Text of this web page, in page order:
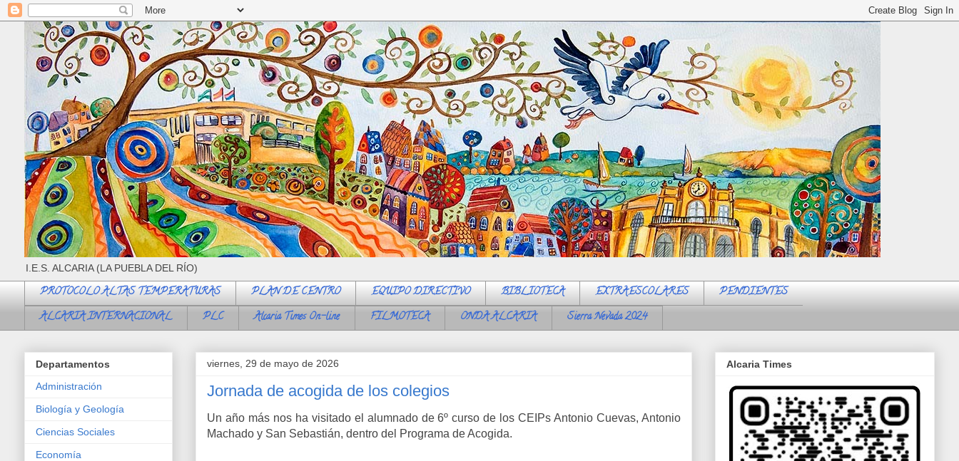
I.E.S. ALCARIA (LA PUEBLA DEL RÍO)
PROTOCOLO ALTAS TEMPERATURAS PLAN DE CENTRO EQUIPO DIRECTIVO BIBLIOTECA EXTRAESCOLARES
PENDIENTES
ALCARIA INTERNACIONAL
PLC Alcaria Times On-line FILMOTECA ONDA ALCARIA Sierra Nevada 2024
viernes, 29 de mayo de 2026
Jornada de acogida de los colegios
Un año más nos ha visitado el alumnado de 6º curso de los CEIPs Antonio Cuevas, Antonio
Machado y San Sebastián, dentro del Programa de Acogida.
Departamentos
Administración
Biología y Geología
Ciencias Sociales
Economía
Alcaria Times